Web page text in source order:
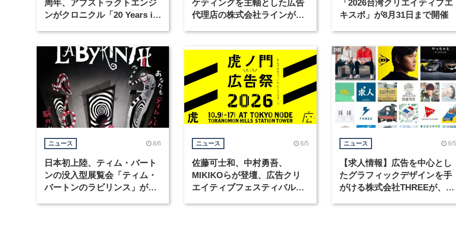
周年、アブストラクトエンジ
ンがクロニクル「20 Years in
ケティングを主軸とした広告
代理店の株式会社ラインが、
「2026台湾クリエイティブエ
キスポ」が8月31日まで開催
ニュース 8/6
日本初上陸、ティム・バート
ンの没入型展覧会「ティム・
バートンのラビリンス」が東
ニュース 8/5
佐藤可士和、中村勇吾、
MIKIKOらが登壇、広告クリ
エイティブフェスティバル
ニュース 8/5
【求人情報】広告を中心とし
たグラフィックデザインを手
がける株式会社THREEが、グ
PR